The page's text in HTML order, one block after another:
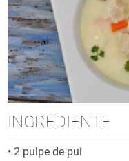
INGREDIENTE
• 2 pulpe de pui